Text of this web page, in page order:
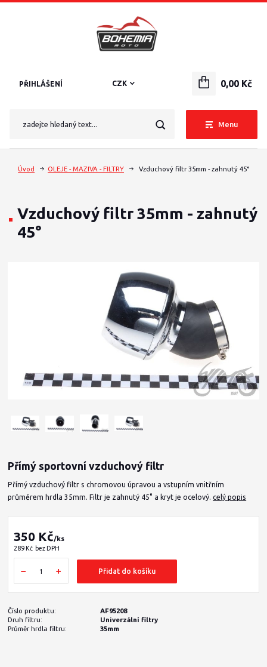
Menu
CZK
PŘIHLÁŠENÍ 0,00 Kč
Úvod OLEJE - MAZIVA - FILTRY Vzduchový filtr 35mm - zahnutý 45°
Vzduchový filtr 35mm - zahnutý
45°
Přímý sportovní vzduchový filtr
Přímý vzduchový filtr s chromovou úpravou a vstupním vnitřním
průměrem hrdla 35mm. Filtr je zahnutý 45° a kryt je ocelový.celý popis
350 Kč/ks
289 Kč bez DPH
Přidat do košíku
Číslo produktu:
AF95208
Druh filtru:
Univerzální filtry
Průměr hrdla filtru:
35mm